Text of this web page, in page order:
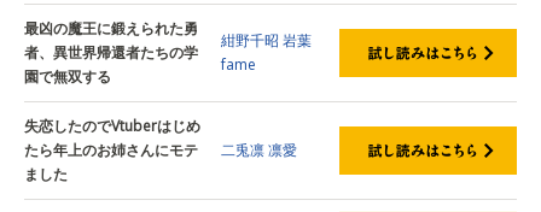
最凶の魔王に鍛えられた勇
者、異世界帰還者たちの学
園で無双する
紺野千昭 岩葉
fame
失恋したのでVtuberはじめ
たら年上のお姉さんにモテ
ました
二兎凛凛愛